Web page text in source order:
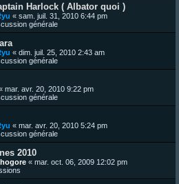
Harlock ( Albator quoi )
« sam. juil. 31, 2010 6:44 pm
générale
« dim. juil. 25, 2010 2:43 am
générale
mar. avr. 20, 2010 9:22 pm
générale
« mar. avr. 20, 2010 5:24 pm
générale
2010
« mar. oct. 06, 2009 12:02 pm